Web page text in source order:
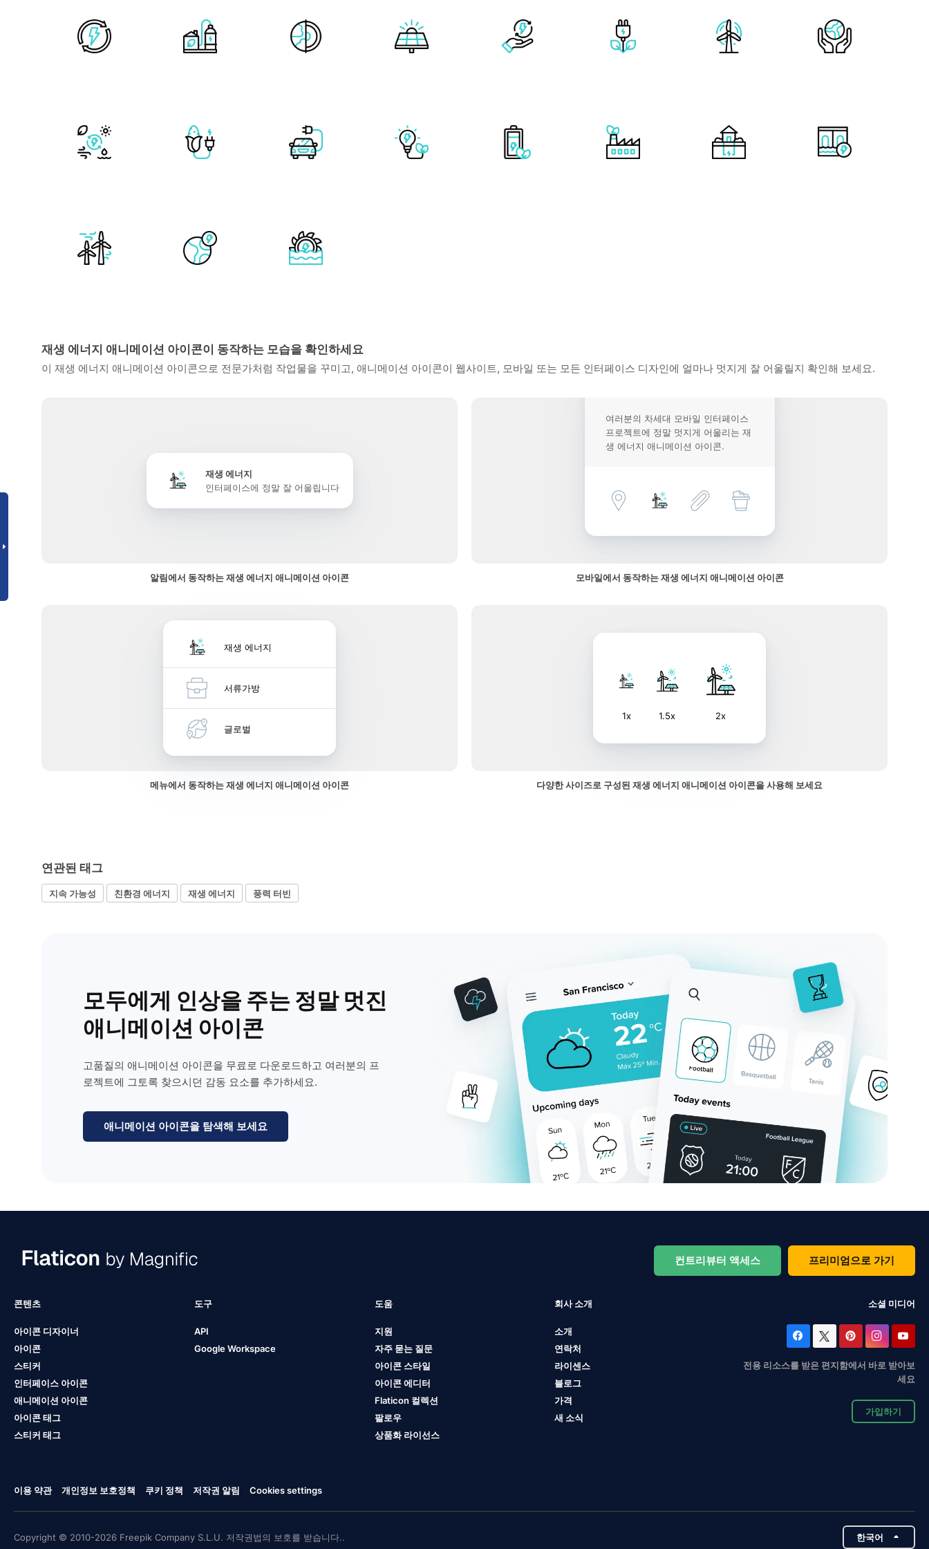
재생 에너지 애니메이션 아이콘이 동작하는 모습을 확인하세요
이 재생 에너지 애니메이션 아이콘으로 전문가처럼 작업물을 꾸미고, 애니메이션 아이콘이 웹사이트, 모바일 또는 모든 인터페이스 디자인에 얼마나 멋지게 잘 어울릴지 확인해 보세요.
재생 에너지
인터페이스에 정말 잘 어울립니다
알림에서 동작하는 재생 에너지 애니메이션 아이콘
여러분의 차세대 모바일 인터페이스
프로젝트에 정말 멋지게 어울리는 재
생 에너지 애니메이션 아이콘.
모바일에서 동작하는 재생 에너지 애니메이션 아이콘
재생 에너지
서류가방
글로벌
메뉴에서 동작하는 재생 에너지 애니메이션 아이콘
1x 1.5x 2x
다양한 사이즈로 구성된 재생 에너지 애니메이션 아이콘을 사용해 보세요
연관된 태그
지속 가능성 친환경 에너지 재생 에너지 풍력 터빈
모두에게 인상을 주는 정말 멋진
애니메이션 아이콘
고품질의 애니메이션 아이콘을 무료로 다운로드하고 여러분의 프
로젝트에 그토록 찾으시던 감동 요소를 추가하세요.
애니메이션 아이콘을 탐색해 보세요
컨트리뷰터 액세스 프리미엄으로 가기
콘텐츠
아이콘 디자이너
아이콘
스티커
인터페이스 아이콘
애니메이션 아이콘
아이콘 태그
스티커 태그
도구
API
Google Workspace
도움
지원
자주 묻는 질문
아이콘 스타일
아이콘 에디터
Flaticon 컬렉션
팔로우
상품화 라이선스
회사 소개
소개
연락처
라이센스
블로그
가격
새 소식
소셜 미디어
전용 리소스를 받은 편지함에서 바로 받아보
세요
가입하기
이용 약관 개인정보 보호정책 쿠키 정책 저작권 알림 Cookies settings
Copyright © 2010-2026 Freepik Company S.L.U. 저작권법의 보호를 받습니다.. 한국어